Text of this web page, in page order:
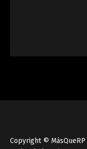
Copyright ©